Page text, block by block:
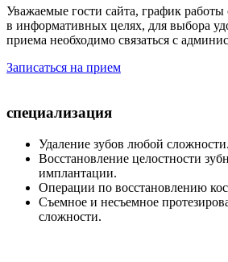
Уважаемые гости сайта, график
в информативных целях, для выбора
приема необходимо связаться с
Записаться на прием
специализация
Удаление зубов любой сложности.
Восстановление целостности
имплантации.
Операции по восстановлению
Съемное и несъемное
сложности.